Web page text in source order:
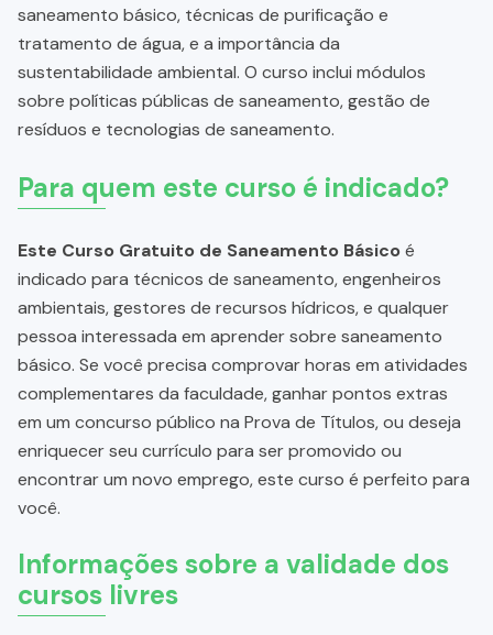
saneamento básico, técnicas de purificação e
tratamento de água, e a importância da
sustentabilidade ambiental. O curso inclui módulos
sobre políticas públicas de saneamento, gestão de
resíduos e tecnologias de saneamento.
Para quem este curso é indicado?
Este Curso Gratuito de Saneamento Básicoé
indicado para técnicos de saneamento, engenheiros
ambientais, gestores de recursos hídricos, e qualquer
pessoa interessada em aprender sobre saneamento
básico. Se você precisa comprovar horas em atividades
complementares da faculdade, ganhar pontos extras
em um concurso público na Prova de Títulos, ou deseja
enriquecer seu currículo para ser promovido ou
encontrar um novo emprego, este curso é perfeito para
você.
Informações sobre a validade dos
cursos livres